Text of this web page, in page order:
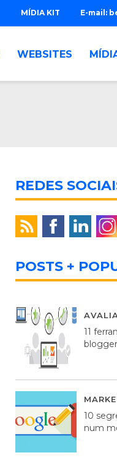
E-mail:
MÍDIA KIT
WEBSITES
REDES
POSTS +
11
10
num